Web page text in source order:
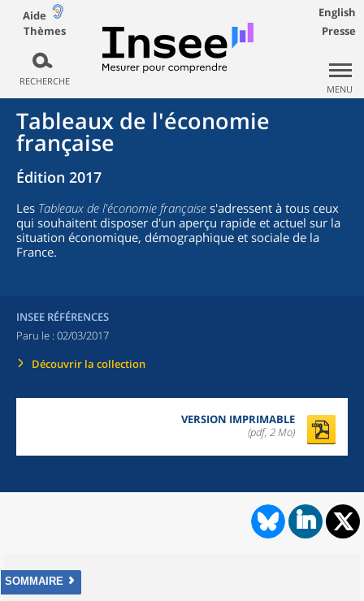
Aide
Thèmes
RECHERCHE
English
Presse
MENU
Tableaux de l'économie
française
Édition 2017
Les Tableaux de l'économie française s'adressent à tous ceux
qui souhaitent disposer d'un aperçu rapide et actuel sur la
situation économique, démographique et sociale de la
France.
INSEE RÉFÉRENCES
Paru le : 02/03/2017
Découvrir la collection
VERSION IMPRIMABLE
(pdf, 2 Mo)
SOMMAIRE